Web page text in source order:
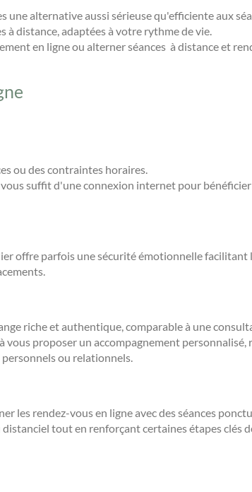
une alternative aussi sérieuse qu'efficiente aux
à distance, adaptées à votre rythme de vie.
en ligne ou alterner séances à distance et
ou des contraintes horaires.
suffit d'une connexion internet pour
offre parfois une sécurité émotionnelle facilitant
riche et authentique, comparable à une
vous proposer un accompagnement personnalisé,
ou relationnels.
les rendez-vous en ligne avec des séances
tout en renforçant certaines étapes clés